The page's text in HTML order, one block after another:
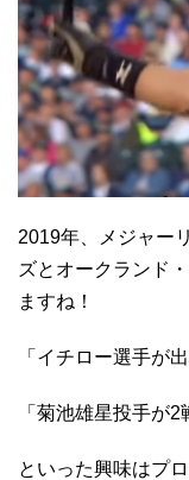
2019年、メジャー
ズとオークランド
ますね！
「イチロー選手が
「菊池雄星投手が2
といった興味はプ